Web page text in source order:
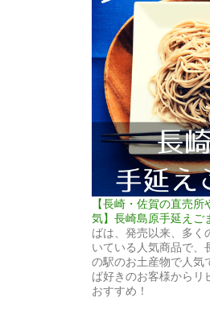
【長崎・佐賀の直売
気】長崎島原手延えご
ばは、発売以来、多く
いている人気商品で、
の駅のお土産物で人気
ば好きのお客様からリ
おすすめ！